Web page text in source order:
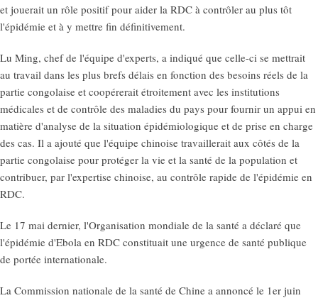
et jouerait un rôle positif pour aider la RDC à contrôler au plus tôt
l'épidémie et à y mettre fin définitivement.
Lu Ming, chef de l'équipe d'experts, a indiqué que celle-ci se mettrait
au travail dans les plus brefs délais en fonction des besoins réels de la
partie congolaise et coopérerait étroitement avec les institutions
médicales et de contrôle des maladies du pays pour fournir un appui en
matière d'analyse de la situation épidémiologique et de prise en charge
des cas. Il a ajouté que l'équipe chinoise travaillerait aux côtés de la
partie congolaise pour protéger la vie et la santé de la population et
contribuer, par l'expertise chinoise, au contrôle rapide de l'épidémie en
RDC.
Le 17 mai dernier, l'Organisation mondiale de la santé a déclaré que
l'épidémie d'Ebola en RDC constituait une urgence de santé publique
de portée internationale.
La Commission nationale de la santé de Chine a annoncé le 1er juin